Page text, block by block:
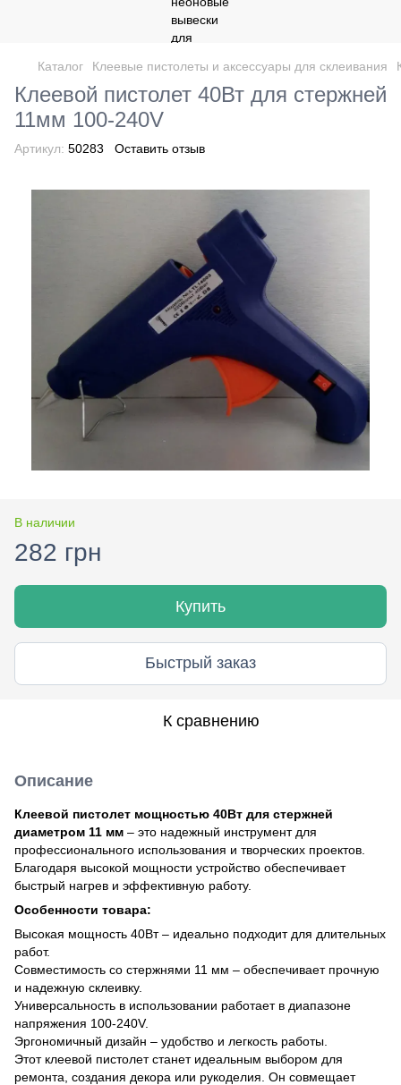
Каталог Клеевые пистолеты и аксессуары для склеивания
Клеевой пистолет 40Вт для стержней
11мм 100-240V
Артикул: 50283 Оставить отзыв
В наличии
282 грн
Купить
Быстрый заказ
К сравнению
Описание
Клеевой пистолет мощностью 40Вт для стержней
диаметром 11 мм – это надежный инструмент для
профессионального использования и творческих проектов.
Благодаря высокой мощности устройство обеспечивает
быстрый нагрев и эффективную работу.
Особенности товара:
Высокая мощность 40Вт – идеально подходит для длительных
работ.
Совместимость со стержнями 11 мм – обеспечивает прочную
и надежную склеивку.
Универсальность в использовании работает в диапазоне
напряжения 100-240V.
Эргономичный дизайн – удобство и легкость работы.
Этот клеевой пистолет станет идеальным выбором для
ремонта, создания декора или рукоделия. Он совмещает